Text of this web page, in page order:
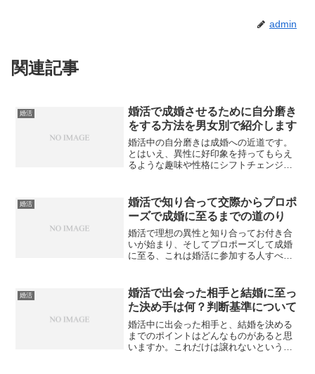
admin
関連記事
婚活
婚活で成婚させるために自分磨き
をする方法を男女別で紹介します
婚活中の自分磨きは成婚への近道です。
とはいえ、異性に好印象を持ってもらえ
るような趣味や性格にシフトチェンジし
男女別にご紹介します。まず女性の場合
は、自分磨きといえば外見...
婚活
婚活で知り合って交際からプロポ
ーズで成婚に至るまでの道のり
婚活で理想の異性と知り合ってお付き合
いが始まり、そしてプロポーズして成婚
に至る、これは婚活に参加する人すべて
て結婚につなげたいですよね。そのため
にはどのような道のりをた...
婚活
婚活で出会った相手と結婚に至っ
た決め手は何？判断基準について
婚活中に出会った相手と、結婚を決める
までのポイントはどんなものがあると思
いますか。これだけは譲れないというポ